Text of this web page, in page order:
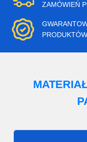
ZAMÓWIEŃ